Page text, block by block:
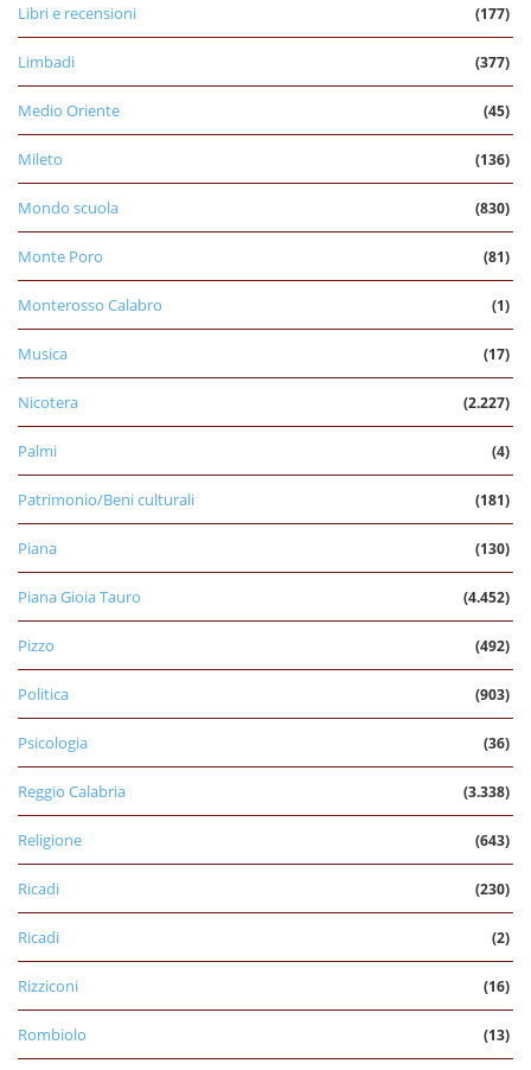
Libri e recensioni (177)
Limbadi (377)
Medio Oriente (45)
Mileto (136)
Mondo scuola (830)
Monte Poro (81)
Monterosso Calabro (1)
Musica (17)
Nicotera (2.227)
Palmi (4)
Patrimonio/Beni culturali (181)
Piana (130)
Piana Gioia Tauro (4.452)
Pizzo (492)
Politica (903)
Psicologia (36)
Reggio Calabria (3.338)
Religione (643)
Ricadi (230)
Ricadi (2)
Rizziconi (16)
Rombiolo (13)